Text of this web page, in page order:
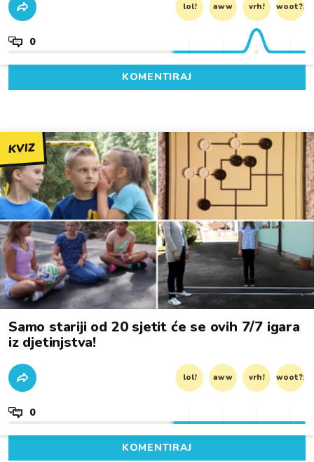
lol! aww vrh! woot?!
0
KOMENTIRAJ
KVIZ
Samo stariji od 20 sjetit će se ovih 7/7 igara
iz djetinjstva!
lol! aww vrh! woot?!
0
KOMENTIRAJ